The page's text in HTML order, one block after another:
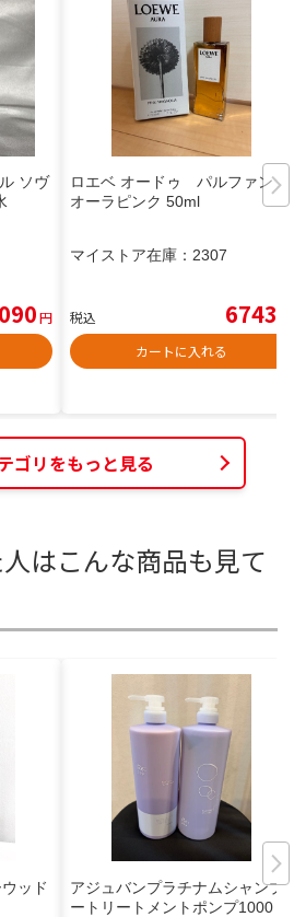
ソヴ
円
ロエベ オードゥ パルファン
オーラピンク 50ml
マイストア在庫： 2307
税込 6743
カートに入れる
ゴリをもっと見る
はこんな商品も見て
ッド
アジュバンプラチナムシャンプ
ートリートメントポンプ1000